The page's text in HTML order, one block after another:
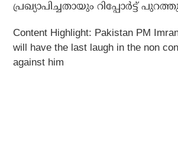
പ്രഖ്യാപിച്ചതായും റിപ്പോര്‍ട്ട്
Content Highlight: Pakistan PM
will have the last laugh in the non
against him